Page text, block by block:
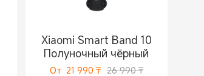
Xiaomi Smart Band 10
Полуночный чёрный
От 21 990 ₸ 26 990 ₸